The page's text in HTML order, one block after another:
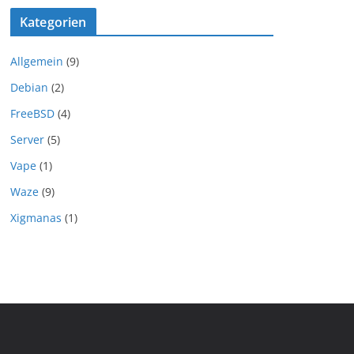
Kategorien
Allgemein (9)
Debian (2)
FreeBSD (4)
Server (5)
Vape (1)
Waze (9)
Xigmanas (1)